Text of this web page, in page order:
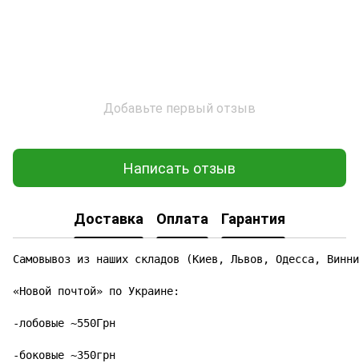
Добавьте первый отзыв
Написать отзыв
Доставка Оплата Гарантия
Самовывоз из наших складов (Киев, Львов, Одесса,
«Новой почтой» по Украине:
-лобовые ~550Грн
-боковые ~350грн